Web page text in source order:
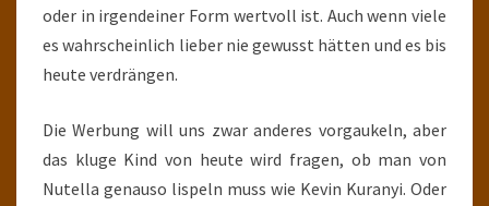
oder in irgendeiner Form wertvoll ist. Auch wenn viele
es wahrscheinlich lieber nie gewusst hätten und es bis
heute verdrängen.
Die Werbung will uns zwar anderes vorgaukeln, aber
das kluge Kind von heute wird fragen, ob man von
Nutella genauso lispeln muss wie Kevin Kuranyi. Oder